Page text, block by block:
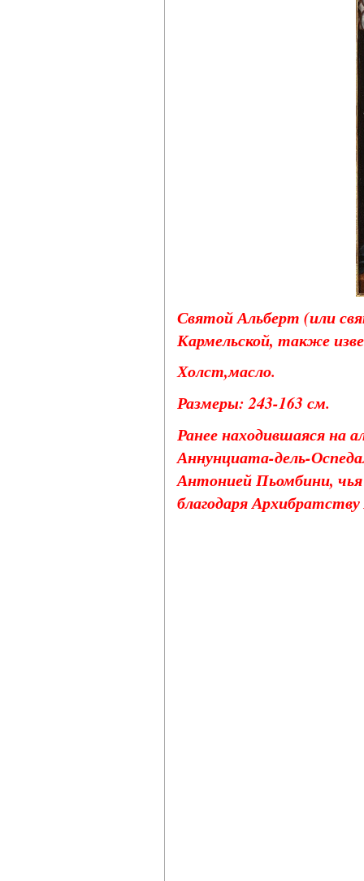
Святой Альберт (или
Кармельской, также
Холст,масло.
Размеры: 243-163 см.
Ранее находившаяся на
Аннунциата-дель-
Антонией Пьомбини, чья
благодаря